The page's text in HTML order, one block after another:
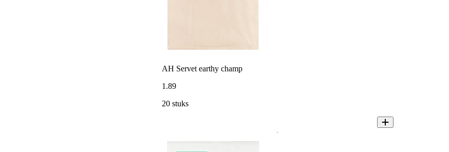
AH Servet earthy champ
1 .89
20 stuks